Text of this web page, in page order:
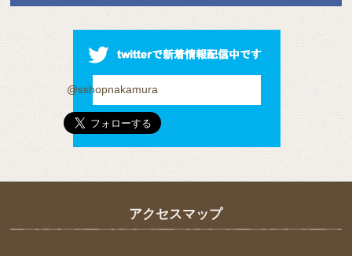
@sshopnakamura
アクセスマップ